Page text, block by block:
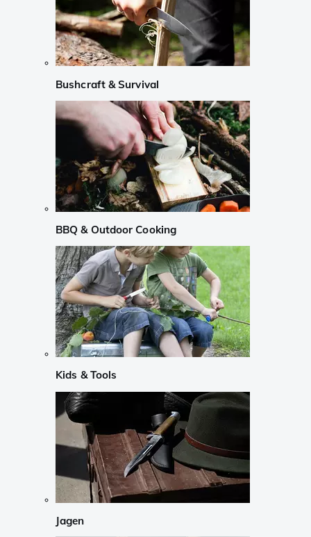
Bushcraft & Survival
BBQ & Outdoor Cooking
Kids & Tools
Jagen